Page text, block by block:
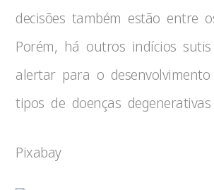
decisões também estão entre
Porém, há outros indícios
alertar para o
tipos de doenças degenerativas
Pixabay